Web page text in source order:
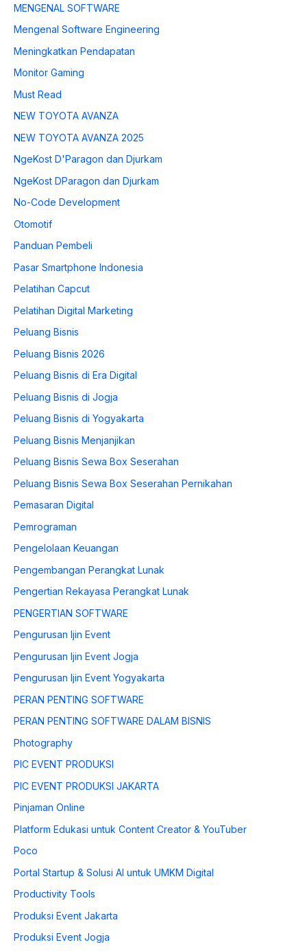
MENGENAL SOFTWARE
Mengenal Software Engineering
Meningkatkan Pendapatan
Monitor Gaming
Must Read
NEW TOYOTA AVANZA
NEW TOYOTA AVANZA 2025
NgeKost D'Paragon dan Djurkam
NgeKost DParagon dan Djurkam
No-Code Development
Otomotif
Panduan Pembeli
Pasar Smartphone Indonesia
Pelatihan Capcut
Pelatihan Digital Marketing
Peluang Bisnis
Peluang Bisnis 2026
Peluang Bisnis di Era Digital
Peluang Bisnis di Jogja
Peluang Bisnis di Yogyakarta
Peluang Bisnis Menjanjikan
Peluang Bisnis Sewa Box Seserahan
Peluang Bisnis Sewa Box Seserahan Pernikahan
Pemasaran Digital
Pemrograman
Pengelolaan Keuangan
Pengembangan Perangkat Lunak
Pengertian Rekayasa Perangkat Lunak
PENGERTIAN SOFTWARE
Pengurusan Ijin Event
Pengurusan Ijin Event Jogja
Pengurusan Ijin Event Yogyakarta
PERAN PENTING SOFTWARE
PERAN PENTING SOFTWARE DALAM BISNIS
Photography
PIC EVENT PRODUKSI
PIC EVENT PRODUKSI JAKARTA
Pinjaman Online
Platform Edukasi untuk Content Creator & YouTuber
Poco
Portal Startup & Solusi AI untuk UMKM Digital
Productivity Tools
Produksi Event Jakarta
Produksi Event Jogja